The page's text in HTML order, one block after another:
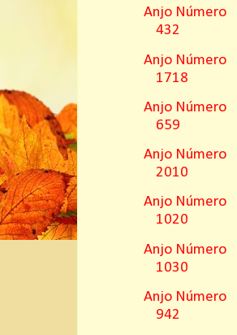
Anjo Número
432
Anjo Número
1718
Anjo Número
659
Anjo Número
2010
Anjo Número
1020
Anjo Número
1030
Anjo Número
942